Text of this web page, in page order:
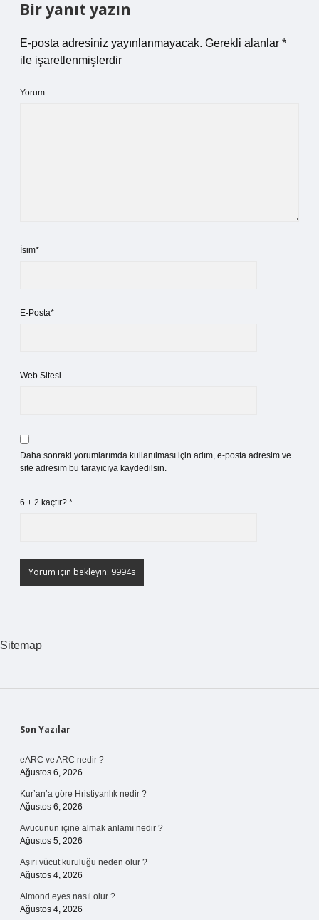
Bir yanıt yazın
E-posta adresiniz yayınlanmayacak. Gerekli alanlar *
ile işaretlenmişlerdir
Yorum
İsim*
E-Posta*
Web Sitesi
Daha sonraki yorumlarımda kullanılması için adım, e-posta adresim ve
site adresim bu tarayıcıya kaydedilsin.
6 + 2 kaçtır? *
Sitemap
Sidebar
Son Yazılar
eARC ve ARC nedir ?
Ağustos 6, 2026
Kur’an’a göre Hristiyanlık nedir ?
Ağustos 6, 2026
Avucunun içine almak anlamı nedir ?
Ağustos 5, 2026
Aşırı vücut kuruluğu neden olur ?
Ağustos 4, 2026
Almond eyes nasıl olur ?
Ağustos 4, 2026